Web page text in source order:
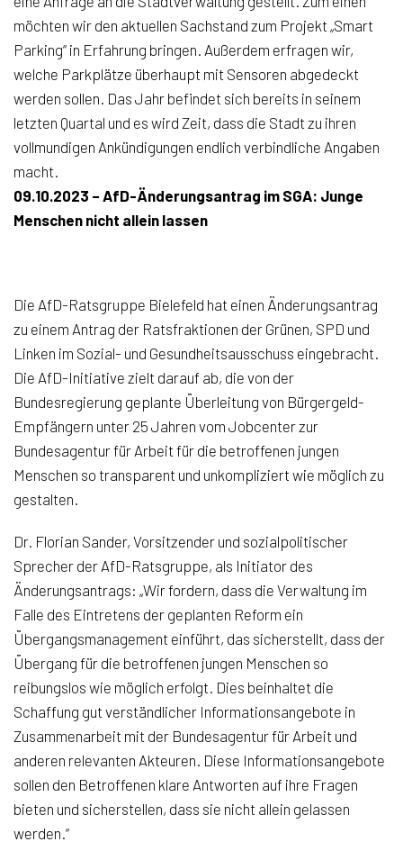
möchten wir den aktuellen Sachstand zum Projekt „Smart
Parking“ in Erfahrung bringen. Außerdem erfragen wir,
welche Parkplätze überhaupt mit Sensoren abgedeckt
werden sollen. Das Jahr befindet sich bereits in seinem
letzten Quartal und es wird Zeit, dass die Stadt zu ihren
vollmundigen Ankündigungen endlich verbindliche Angaben
macht.
09.10.2023 – AfD-Änderungsantrag im SGA: Junge
Menschen nicht allein lassen
Die AfD-Ratsgruppe Bielefeld hat einen Änderungsantrag
zu einem Antrag der Ratsfraktionen der Grünen, SPD und
Linken im Sozial- und Gesundheitsausschuss eingebracht.
Die AfD-Initiative zielt darauf ab, die von der
Bundesregierung geplante Überleitung von Bürgergeld-
Empfängern unter 25 Jahren vom Jobcenter zur
Bundesagentur für Arbeit für die betroffenen jungen
Menschen so transparent und unkompliziert wie möglich zu
gestalten.
Dr. Florian Sander, Vorsitzender und sozialpolitischer
Sprecher der AfD-Ratsgruppe, als Initiator des
Änderungsantrags: „Wir fordern, dass die Verwaltung im
Falle des Eintretens der geplanten Reform ein
Übergangsmanagement einführt, das sicherstellt, dass der
Übergang für die betroffenen jungen Menschen so
reibungslos wie möglich erfolgt. Dies beinhaltet die
Schaffung gut verständlicher Informationsangebote in
Zusammenarbeit mit der Bundesagentur für Arbeit und
anderen relevanten Akteuren. Diese Informationsangebote
sollen den Betroffenen klare Antworten auf ihre Fragen
bieten und sicherstellen, dass sie nicht allein gelassen
werden.“